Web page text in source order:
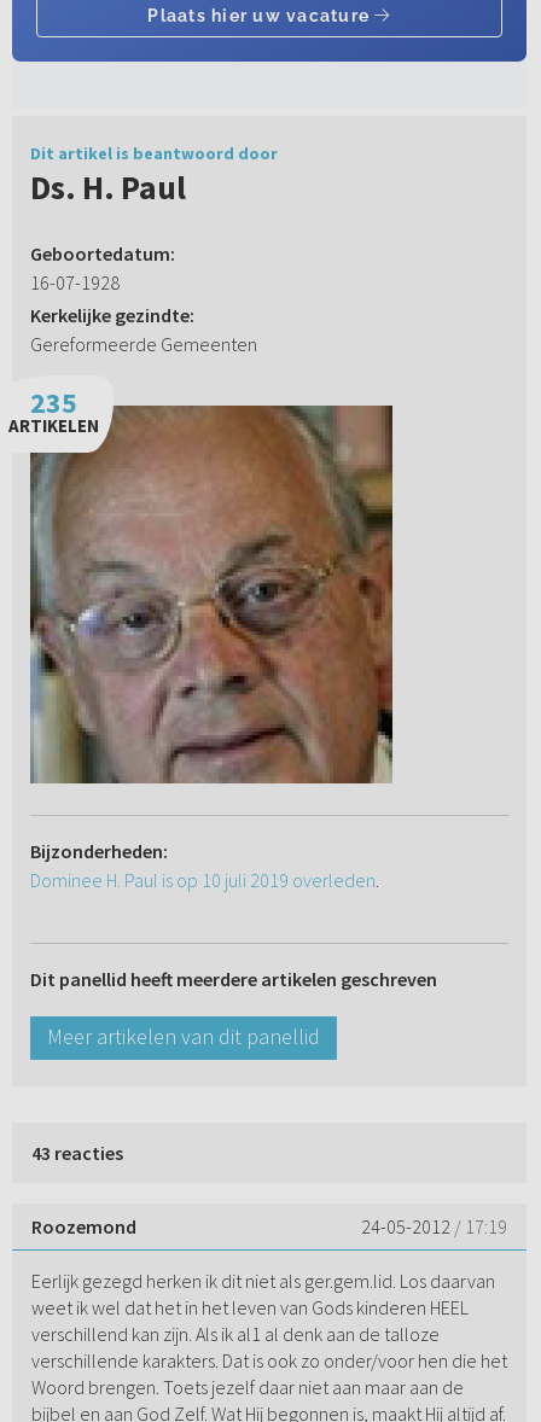
Dit artikel is beantwoord door
Ds. H. Paul
Geboortedatum:
16-07-1928
Kerkelijke gezindte:
Gereformeerde Gemeenten
235
ARTIKELEN
Bijzonderheden:
Dominee H. Paul is op 10 juli 2019 overleden.
Dit panellid heeft meerdere artikelen geschreven
Meer artikelen van dit panellid
43 reacties
Roozemond 24-05-2012 / 17:19
Eerlijk gezegd herken ik dit niet als ger.gem.lid. Los daarvan
weet ik wel dat het in het leven van Gods kinderen HEEL
verschillend kan zijn. Als ik al1 al denk aan de talloze
verschillende karakters. Dat is ook zo onder/voor hen die het
Woord brengen. Toets jezelf daar niet aan maar aan de
bijbel en aan God Zelf. Wat Hij begonnen is, maakt Hij altijd af.